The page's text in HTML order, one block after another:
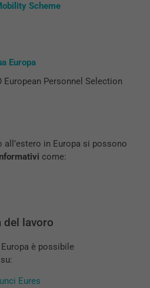
Scheme
Europa
European Personnel Selection
in Europa si possono
come:
del lavoro
è possibile
su:
Eures